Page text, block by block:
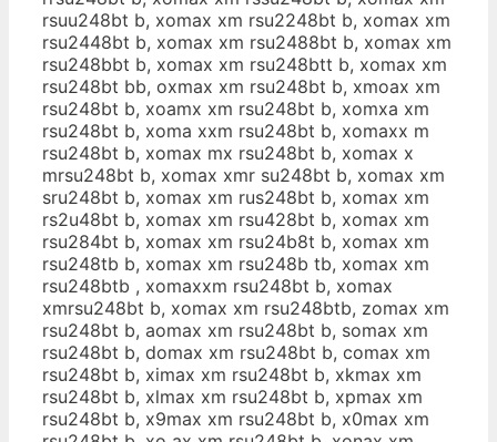
rsuu248bt b, xomax xm rsu2248bt b, xomax xm
rsu2448bt b, xomax xm rsu2488bt b, xomax xm
rsu248bbt b, xomax xm rsu248btt b, xomax xm
rsu248bt bb, oxmax xm rsu248bt b, xmoax xm
rsu248bt b, xoamx xm rsu248bt b, xomxa xm
rsu248bt b, xoma xxm rsu248bt b, xomaxx m
rsu248bt b, xomax mx rsu248bt b, xomax x
mrsu248bt b, xomax xmr su248bt b, xomax xm
sru248bt b, xomax xm rus248bt b, xomax xm
rs2u48bt b, xomax xm rsu428bt b, xomax xm
rsu284bt b, xomax xm rsu24b8t b, xomax xm
rsu248tb b, xomax xm rsu248b tb, xomax xm
rsu248btb , xomaxxm rsu248bt b, xomax
xmrsu248bt b, xomax xm rsu248btb, zomax xm
rsu248bt b, aomax xm rsu248bt b, somax xm
rsu248bt b, domax xm rsu248bt b, comax xm
rsu248bt b, ximax xm rsu248bt b, xkmax xm
rsu248bt b, xlmax xm rsu248bt b, xpmax xm
rsu248bt b, x9max xm rsu248bt b, x0max xm